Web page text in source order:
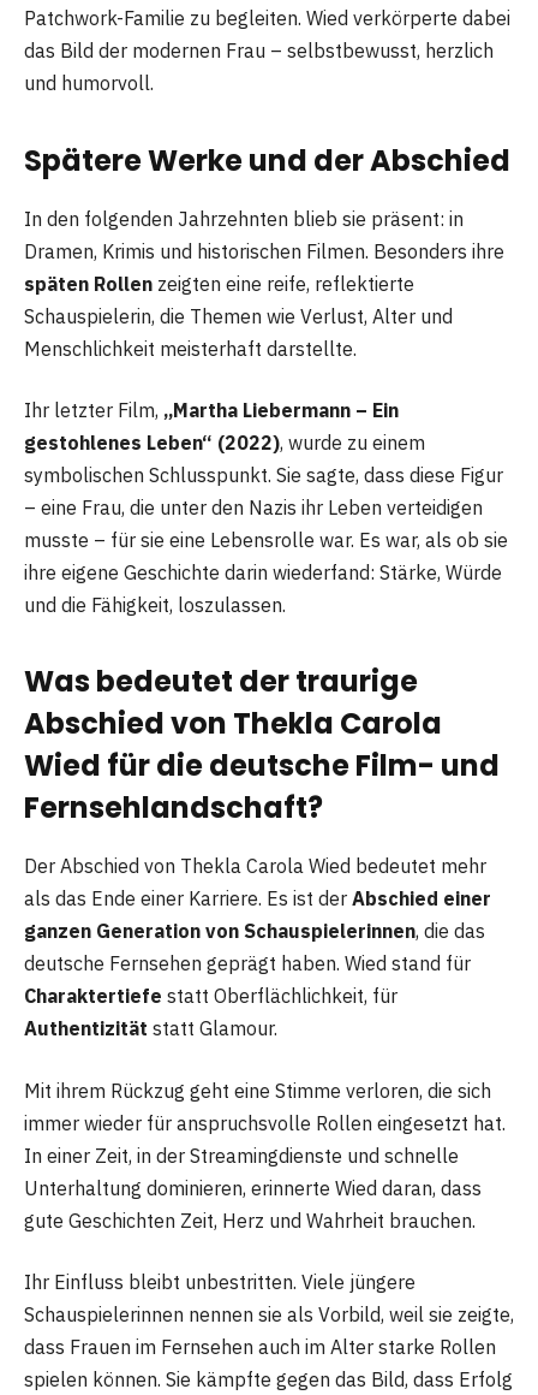
Patchwork-Familie zu begleiten. Wied verkörperte dabei
das Bild der modernen Frau – selbstbewusst, herzlich
und humorvoll.
Spätere Werke und der Abschied
In den folgenden Jahrzehnten blieb sie präsent: in
Dramen, Krimis und historischen Filmen. Besonders ihre
späten Rollen zeigten eine reife, reflektierte
Schauspielerin, die Themen wie Verlust, Alter und
Menschlichkeit meisterhaft darstellte.
Ihr letzter Film, „Martha Liebermann – Ein
gestohlenes Leben“ (2022), wurde zu einem
symbolischen Schlusspunkt. Sie sagte, dass diese Figur
– eine Frau, die unter den Nazis ihr Leben verteidigen
musste – für sie eine Lebensrolle war. Es war, als ob sie
ihre eigene Geschichte darin wiederfand: Stärke, Würde
und die Fähigkeit, loszulassen.
Was bedeutet der traurige
Abschied von Thekla Carola
Wied für die deutsche Film- und
Fernsehlandschaft?
Der Abschied von Thekla Carola Wied bedeutet mehr
als das Ende einer Karriere. Es ist der Abschied einer
ganzen Generation von Schauspielerinnen, die das
deutsche Fernsehen geprägt haben. Wied stand für
Charaktertiefe statt Oberflächlichkeit, für
Authentizität statt Glamour.
Mit ihrem Rückzug geht eine Stimme verloren, die sich
immer wieder für anspruchsvolle Rollen eingesetzt hat.
In einer Zeit, in der Streamingdienste und schnelle
Unterhaltung dominieren, erinnerte Wied daran, dass
gute Geschichten Zeit, Herz und Wahrheit brauchen.
Ihr Einfluss bleibt unbestritten. Viele jüngere
Schauspielerinnen nennen sie als Vorbild, weil sie zeigte,
dass Frauen im Fernsehen auch im Alter starke Rollen
spielen können. Sie kämpfte gegen das Bild, dass Erfolg